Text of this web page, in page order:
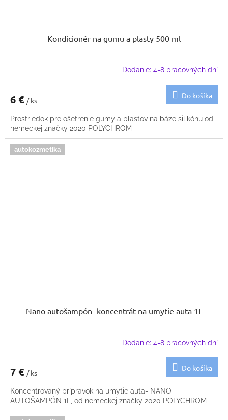
Kondicionér na gumu a plasty 500 ml
Dodanie: 4-8 pracovných dní
6 € / ks
Do košíka
Prostriedok pre ošetrenie gumy a plastov na báze silikónu od
nemeckej značky 2020 POLYCHROM
autokozmetika
Nano autošampón- koncentrát na umytie auta 1L
Dodanie: 4-8 pracovných dní
7 € / ks
Do košíka
Koncentrovaný prípravok na umytie auta- NANO
AUTOŠAMPÓN 1L, od nemeckej značky 2020 POLYCHROM